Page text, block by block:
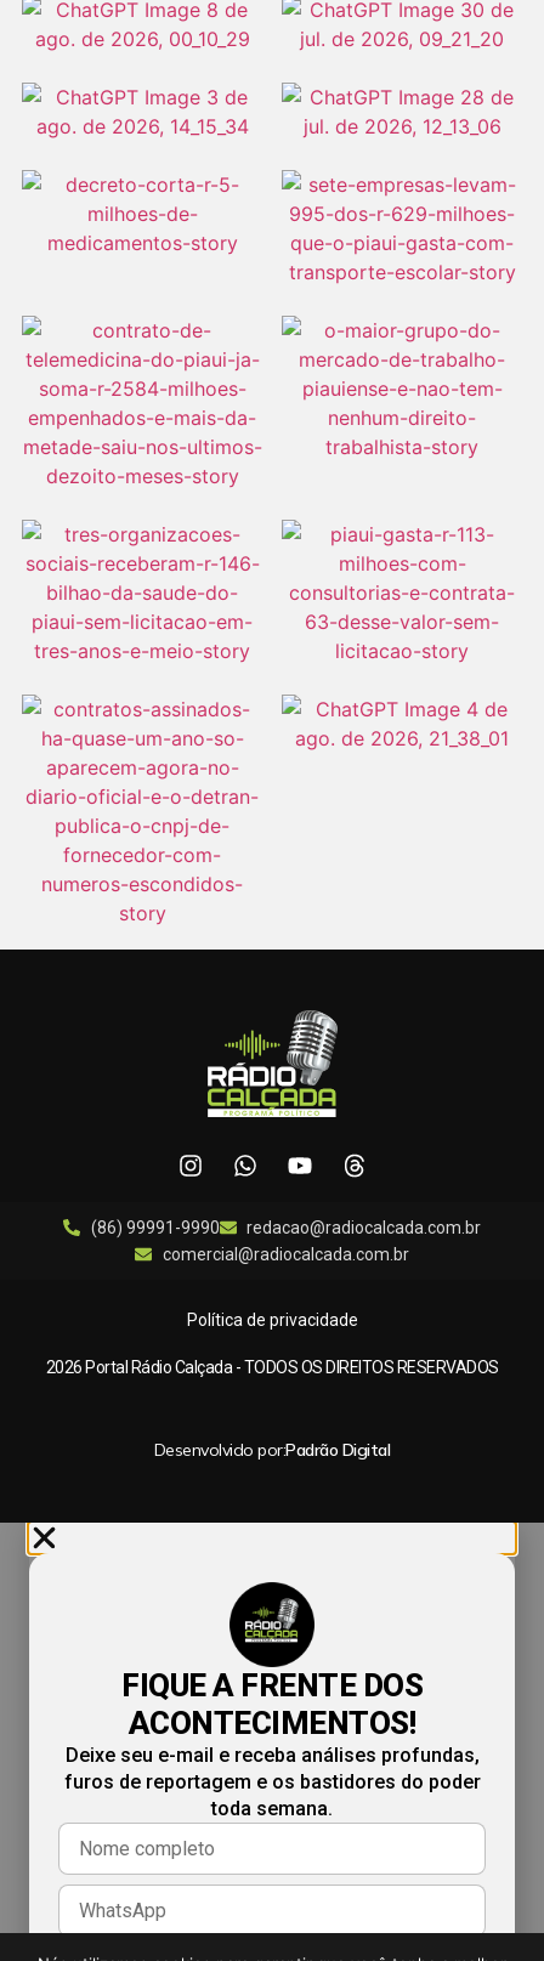
(86) 99991-9990
redacao@radiocalcada.com.br
comercial@radiocalcada.com.br
Política de privacidade
2026 Portal Rádio Calçada - TODOS OS DIREITOS RESERVADOS
Desenvolvido por:Padrão Digital
FIQUE A FRENTE DOS
ACONTECIMENTOS!
Deixe seu e-mail e receba análises profundas,
furos de reportagem e os bastidores do poder
toda semana.